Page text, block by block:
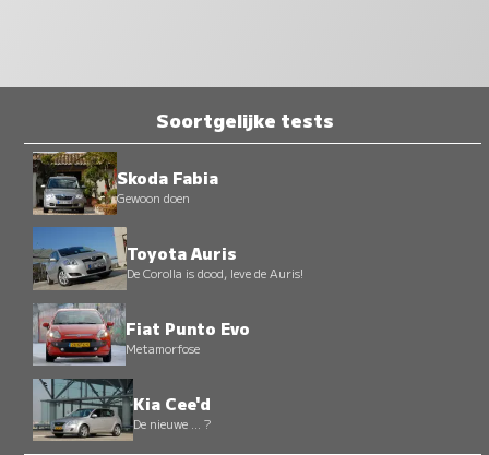
Soortgelijke tests
Skoda Fabia
Gewoon doen
Toyota Auris
De Corolla is dood, leve de Auris!
Fiat Punto Evo
Metamorfose
Kia Cee'd
De nieuwe ... ?